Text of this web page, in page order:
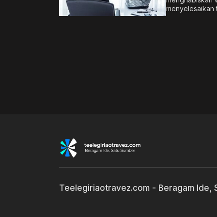
menyelesaikan
Teelegiriaotravez.com - Beragam Ide,